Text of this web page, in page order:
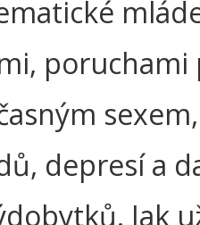
depresí a
Jak